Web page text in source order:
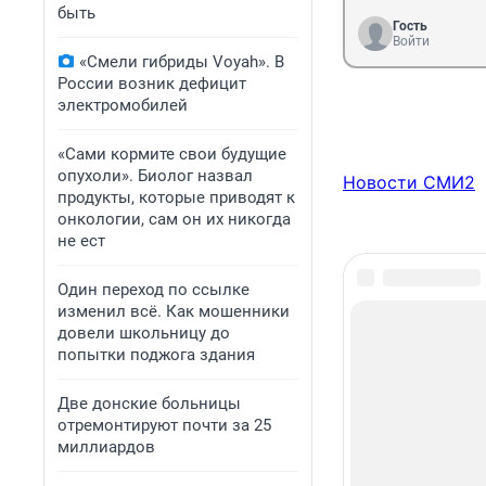
быть
«Смели гибриды Voyah». В
России возник дефицит
электромобилей
«Сами кормите свои будущие
опухоли». Биолог назвал
продукты, которые приводят к
онкологии, сам он их никогда
не ест
Один переход по ссылке
изменил всё. Как мошенники
довели школьницу до
попытки поджога здания
Две донские больницы
отремонтируют почти за 25
миллиардов
Гость
Войти
Новости СМИ2